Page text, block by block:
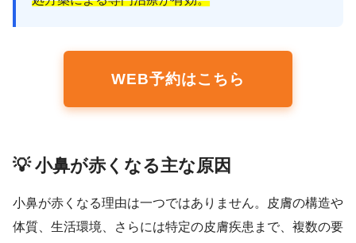
WEB予約はこちら
💡 小鼻が赤くなる主な原因
小鼻が赤くなる理由は一つではありません。皮膚の構造や
体質、生活環境、さらには特定の皮膚疾患まで、複数の要